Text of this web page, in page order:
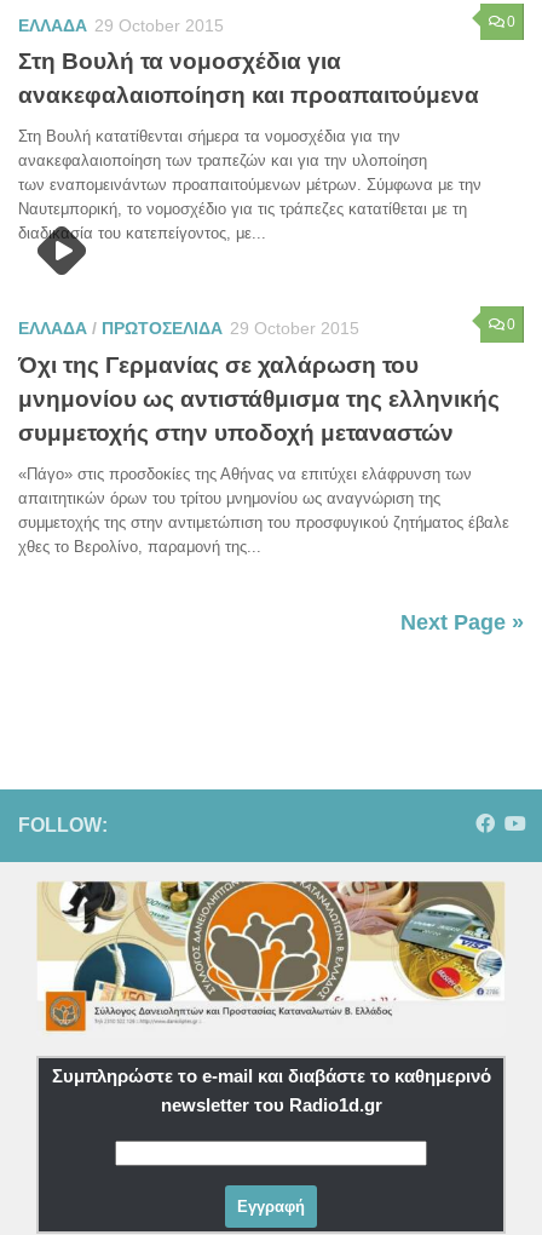
0
ΕΛΛΑΔΑ 29 October 2015
Στη Βουλή τα νομοσχέδια για
ανακεφαλαιοποίηση και προαπαιτούμενα
Στη Βουλή κατατίθενται σήμερα τα νομοσχέδια για την
ανακεφαλαιοποίηση των τραπεζών και για την υλοποίηση
των εναπομεινάντων προαπαιτούμενων μέτρων. Σύμφωνα με την
Ναυτεμπορική, το νομοσχέδιο για τις τράπεζες κατατίθεται με τη
διαδικασία του κατεπείγοντος, με...
0
ΕΛΛΑΔΑ / ΠΡΩΤΟΣΕΛΙΔΑ 29 October 2015
Όχι της Γερμανίας σε χαλάρωση του
μνημονίου ως αντιστάθμισμα της ελληνικής
συμμετοχής στην υποδοχή μεταναστών
«Πάγο» στις προσδοκίες της Αθήνας να επιτύχει ελάφρυνση των
απαιτητικών όρων του τρίτου μνημονίου ως αναγνώριση της
συμμετοχής της στην αντιμετώπιση του προσφυγικού ζητήματος έβαλε
χθες το Βερολίνο, παραμονή της...
Next Page »
FOLLOW:
Συμπληρώστε το e-mail και διαβάστε το καθημερινό
newsletter του Radio1d.gr